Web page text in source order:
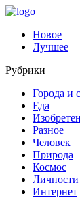
Новое
Лучшее
Рубрики
Города и
Еда
Разное
Человек
Природа
Космос
Личности
Интернет